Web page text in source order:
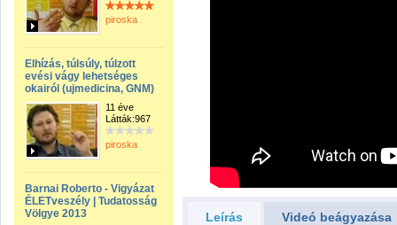
piroska
Elhízás, túlsúly, túlzott
evési vágy lehetséges
okairól (ujmedicina, GNM)
11 éve
Látták:967
piroska
Barnai Roberto - Vigyázat
ÉLETveszély | Tudatosság
Völgye 2013
Leírás Videó beágyazása